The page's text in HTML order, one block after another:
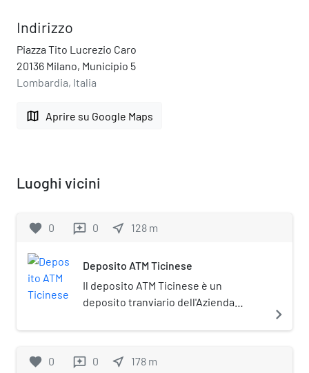
Indirizzo
Piazza Tito Lucrezio Caro
20136 Milano, Municipio 5
Lombardia, Italia
map Aprire su Google Maps
Luoghi vicini
favorite 0 reviews 0 near_me 128 m
Deposito ATM Ticinese
Il deposito ATM Ticinese è un
deposito tranviario dell'Azienda
Custodi, fuori Porta Ticinese, fu
Anonima degli Omnibus, esercente
navigate_next
favorite 0 reviews 0 near_me 178 m